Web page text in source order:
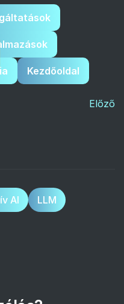
Kezdőoldal
Előző
AI
LLM